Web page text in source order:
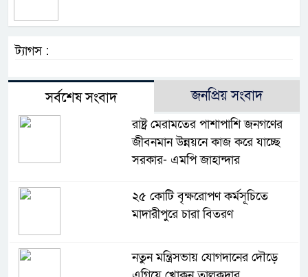
ট্যাগস :
সর্বশেষ সংবাদ জনপ্রিয় সংবাদ
রাষ্ট্র মেরামতের পাশাপাশি জনগণের
জীবনমান উন্নয়নে কাজ করে যাচ্ছে
সরকার- এমপি জাহান্দার
২৫ কোটি বৃক্ষরোপণ কর্মসূচিতে
মাদারীপুরে চারা বিতরণ
নতুন মন্ত্রিসভায় যোগদানের দৌড়ে